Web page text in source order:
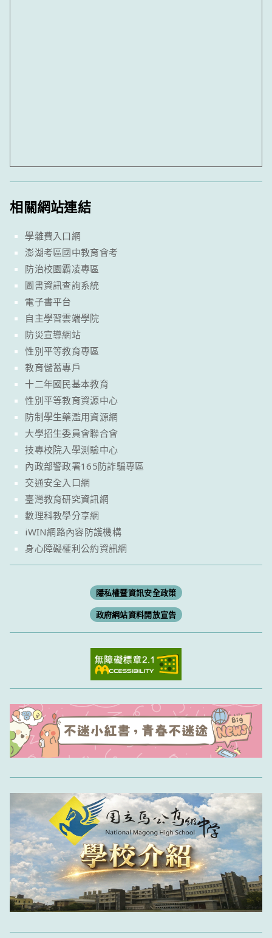
相關網站連結
學雜費入口網
澎湖考區國中教育會考
防治校園霸凌專區
圖書資訊查詢系統
電子書平台
自主學習雲端學院
防災宣導網站
性別平等教育專區
教育儲蓄專戶
十二年國民基本教育
性別平等教育資源中心
防制學生藥濫用資源網
大學招生委員會聯合會
技專校院入學測驗中心
內政部警政署165防詐騙專區
交通安全入口網
臺灣教育研究資訊網
數理科教學分享網
iWIN網路內容防護機構
身心障礙權利公約資訊網
隱私權暨資訊安全政策
政府網站資料開放宣告